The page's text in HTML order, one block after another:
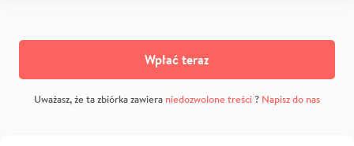
Wpłać teraz
Uważasz, że ta zbiórka zawiera niedozwolone treści? Napisz do nas